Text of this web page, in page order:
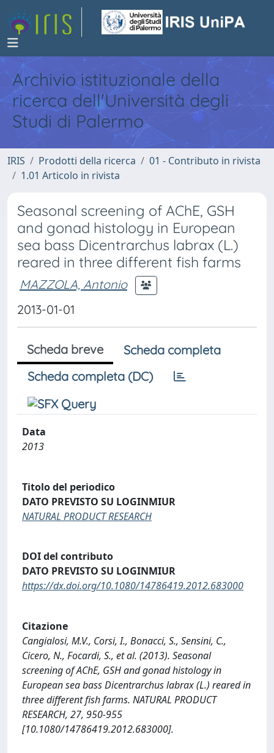
Archivio istituzionale della
ricerca dell'Università degli
Studi di Palermo
IRIS Prodotti della ricerca
01 - Contributo in rivista
1.01 Articolo in rivista
Seasonal screening of AChE, GSH
and gonad histology in European
sea bass Dicentrarchus labrax (L.)
reared in three different fish farms
MAZZOLA, Antonio
2013-01-01
Scheda breve
Scheda completa
Scheda completa (DC)
Data
2013
Titolo del periodico
DATO PREVISTO SU LOGINMIUR
NATURAL PRODUCT RESEARCH
DOI del contributo
DATO PREVISTO SU LOGINMIUR
https://dx.doi.org/10.1080/14786419.2012.683000
Citazione
Cangialosi, M.V., Corsi, I., Bonacci, S., Sensini, C.,
Cicero, N., Focardi, S., et al. (2013). Seasonal
screening of AChE, GSH and gonad histology in
European sea bass Dicentrarchus labrax (L.) reared in
three different fish farms. NATURAL PRODUCT
RESEARCH, 27, 950-955
[10.1080/14786419.2012.683000].